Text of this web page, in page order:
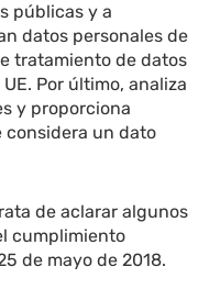
públicas y a
datos personales de
tratamiento de datos
Por último, analiza
y proporciona
considera un dato
de aclarar algunos
cumplimiento
de mayo de 2018.